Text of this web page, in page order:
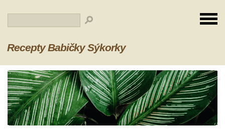
Recepty Babičky Sýkorky